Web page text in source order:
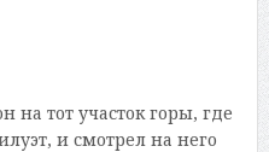
на тот участок горы, где
и смотрел на него